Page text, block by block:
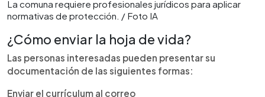
La comuna requiere profesionales jurídicos para aplicar
normativas de protección. / Foto IA
¿Cómo enviar la hoja de vida?
Las personas interesadas pueden presentar su
documentación de las siguientes formas:
Enviar el currículum al correo